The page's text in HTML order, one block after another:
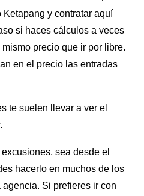
Ketapang y contratar aquí
si haces cálculos a veces
precio que ir por libre.
en el precio las entradas
te suelen llevar a ver el
sea desde el
hacerlo en muchos de los
Si prefieres ir con